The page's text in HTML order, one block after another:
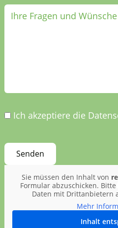
Ich akzeptiere die
Sie müssen den Inhalt von
Formular abzuschicken.
Daten mit Drittanbietern
Mehr
Inhalt